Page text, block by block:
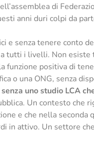
di
anni duri colpi da
e senza tenere conto
i livelli. Non esiste
funzione positiva di
o una ONG, senza
senza uno studio LCA
Un contesto che
e che nella
in attivo. Un settore